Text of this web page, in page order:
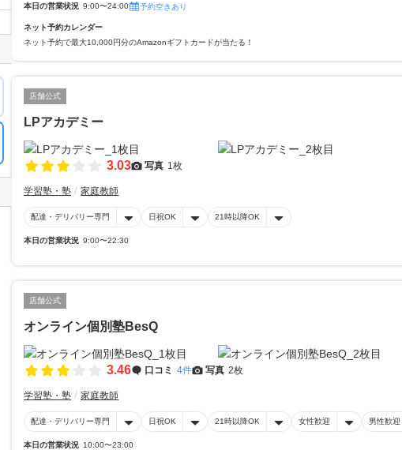
本日の営業状況 9:00〜24:00 予約空きあり
ネット予約カレンダー
ネット予約で最大10,000円分のAmazonギフトカードが当たる！
店舗公式
LPアカデミー
3.03 写真 1枚
学習塾・塾 家庭教師
配達・デリバリー専門 日祝OK 21時以降OK
本日の営業状況 9:00〜22:30
店舗公式
オンライン個別塾BesQ
3.46 口コミ 4件 写真 2枚
学習塾・塾 家庭教師
配達・デリバリー専門 日祝OK 21時以降OK 女性歓迎 男性歓迎
本日の営業状況 10:00〜23:00